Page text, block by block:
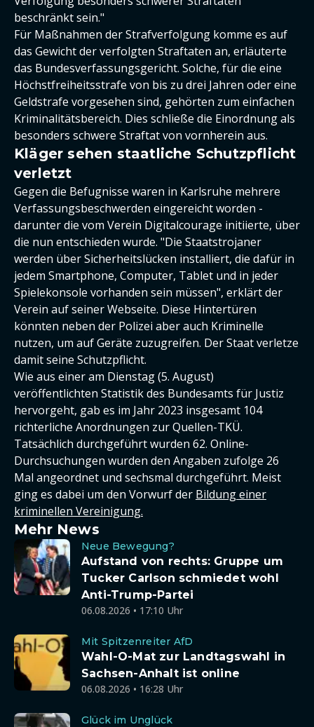
beschränkt sein."
Für Maßnahmen der Strafverfolgung komme es auf
das Gewicht der verfolgten Straftaten an, erläuterte
das Bundesverfassungsgericht. Solche, für die eine
Höchstfreiheitsstrafe von bis zu drei Jahren oder eine
Geldstrafe vorgesehen sind, gehörten zum einfachen
Kriminalitätsbereich. Dies schließe die Einordnung als
besonders schwere Straftat von vornherein aus.
Kläger sehen staatliche Schutzpflicht
verletzt
Gegen die Befugnisse waren in Karlsruhe mehrere
Verfassungsbeschwerden eingereicht worden -
darunter die vom Verein Digitalcourage initiierte, über
die nun entschieden wurde. "Die Staatstrojaner
werden über Sicherheitslücken installiert, die dafür in
jedem Smartphone, Computer, Tablet und in jeder
Spielekonsole vorhanden sein müssen", erklärt der
Verein auf seiner Webseite. Diese Hintertüren
könnten neben der Polizei aber auch Kriminelle
nutzen, um auf Geräte zuzugreifen. Der Staat verletze
damit seine Schutzpflicht.
Wie aus einer am Dienstag (5. August)
veröffentlichten Statistik des Bundesamts für Justiz
hervorgeht, gab es im Jahr 2023 insgesamt 104
richterliche Anordnungen zur Quellen-TKÜ.
Tatsächlich durchgeführt wurden 62. Online-
Durchsuchungen wurden den Angaben zufolge 26
Mal angeordnet und sechsmal durchgeführt. Meist
ging es dabei um den Vorwurf der Bildung einer
kriminellen Vereinigung.
Mehr News
Neue Bewegung?
Aufstand von rechts: Gruppe um
Tucker Carlson schmiedet wohl
Anti-Trump-Partei
06.08.2026 • 17:10 Uhr
Mit Spitzenreiter AfD
Wahl-O-Mat zur Landtagswahl in
Sachsen-Anhalt ist online
06.08.2026 • 16:28 Uhr
Glück im Unglück